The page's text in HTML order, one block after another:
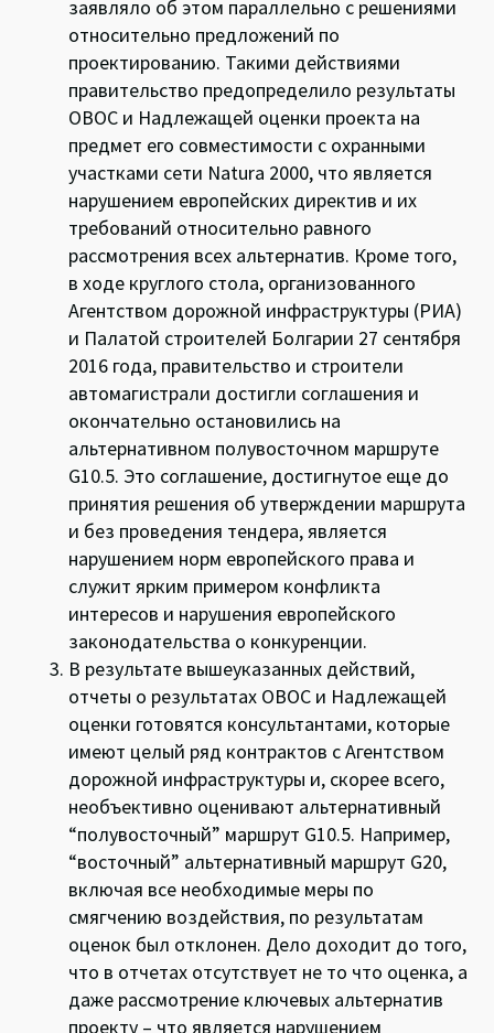
заявляло об этом параллельно с решениями
относительно предложений по
проектированию. Такими действиями
правительство предопределило результаты
ОВОС и Надлежащей оценки проекта на
предмет его совместимости с охранными
участками сети Natura 2000, что является
нарушением европейских директив и их
требований относительно равного
рассмотрения всех альтернатив. Кроме того,
в ходе круглого стола, организованного
Агентством дорожной инфраструктуры (РИА)
и Палатой строителей Болгарии 27 сентября
2016 года, правительство и строители
автомагистрали достигли соглашения и
окончательно остановились на
альтернативном полувосточном маршруте
G10.5. Это соглашение, достигнутое еще до
принятия решения об утверждении маршрута
и ​​без проведения тендера, является
нарушением норм европейского права и
служит ярким примером конфликта
интересов и нарушения европейского
законодательства о конкуренции.
В результате вышеуказанных действий,
отчеты о результатах ОВОС и Надлежащей
оценки готовятся консультантами, которые
имеют целый ряд контрактов с Агентством
дорожной инфраструктуры и, скорее всего,
необъективно оценивают альтернативный
“полувосточный” маршрут G10.5. Например,
“восточный” альтернативный маршрут G20,
включая все необходимые меры по
смягчению воздействия, по результатам
оценок был отклонен. Дело доходит до того,
что в отчетах отсутствует не то что оценка, а
даже рассмотрение ключевых альтернатив
проекту – что является нарушением